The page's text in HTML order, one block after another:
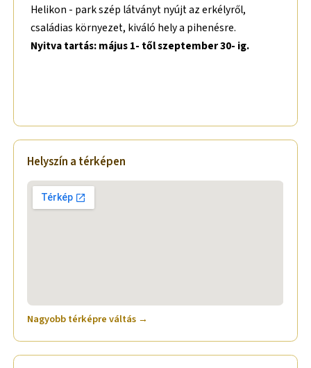
Helikon - park szép látványt nyújt az erkélyről,
családias környezet, kiváló hely a pihenésre.
Nyitva tartás: május 1- től szeptember 30- ig.
Helyszín a térképen
Nagyobb térképre váltás →